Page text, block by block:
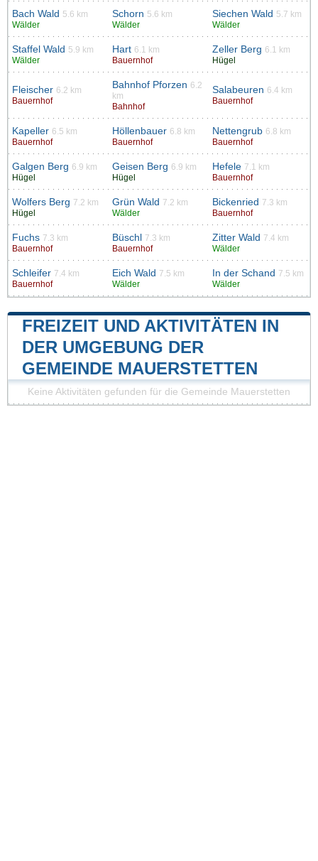
Bach Wald 5.6 km
Wälder
Schorn 5.6 km
Wälder
Siechen Wald 5.7 km
Wälder
Staffel Wald 5.9 km
Wälder
Hart 6.1 km
Bauernhof
Zeller Berg 6.1 km
Hügel
Fleischer 6.2 km
Bauernhof
Bahnhof Pforzen 6.2
km
Bahnhof
Salabeuren 6.4 km
Bauernhof
Kapeller 6.5 km
Bauernhof
Höllenbauer 6.8 km
Bauernhof
Nettengrub 6.8 km
Bauernhof
Galgen Berg 6.9 km
Hügel
Geisen Berg 6.9 km
Hügel
Hefele 7.1 km
Bauernhof
Wolfers Berg 7.2 km
Hügel
Grün Wald 7.2 km
Wälder
Bickenried 7.3 km
Bauernhof
Fuchs 7.3 km
Bauernhof
Büschl
7.3 km
Bauernhof
Zitter Wald 7.4 km
Wälder
Schleifer 7.4 km
Bauernhof
Eich Wald 7.5 km
Wälder
In der Schand 7.5 km
Wälder
FREIZEIT UND AKTIVITÄTEN IN
DER UMGEBUNG DER
GEMEINDE MAUERSTETTEN
Keine Aktivitäten gefunden für die Gemeinde Mauerstetten